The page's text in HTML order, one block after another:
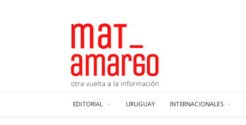
EDITORIAL URUGUAY INTERNACIONALES